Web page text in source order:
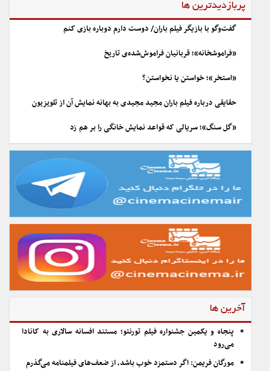
پربازدیدترین ها
گفت‌وگو با بازیگر فیلم باران/ دوست دارم دوباره بازی کنم
«فراموشخانه»؛ قربانیان فراموش‌شده‌ی تاریخ
«استخر»؛ خواستن یا نخواستن؟
حقایقی درباره فیلم باران مجید مجیدی به بهانه نمایش آن از تلویزیون
«گل سنگ»؛ سریالی که قواعد نمایش خانگی را بر هم زد
آخرین ها
پنجاه و یکمین جشنواره فیلم تورنتو؛ مستند افسانه سالاری به کانادا
می‌رود
مورگان فریمن: اگر دستمزد خوب باشد، از ضعف‌های فیلمنامه می‌گذرم